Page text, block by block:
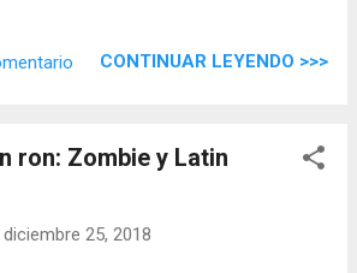
CONTINUAR LEYENDO >>>
ron: Zombie y Latin
diciembre 25, 2018